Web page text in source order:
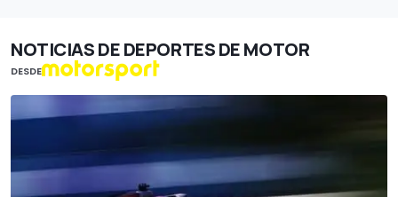
NOTICIAS DE DEPORTES DE MOTOR
DESDE